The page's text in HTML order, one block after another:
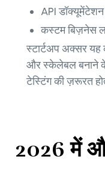
API डॉक्यूमेंटेशन
कस्टम बिज़नेस
स्टार्टअप अक्सर
और स्केलेबल बनाने
टेस्टिंग की ज़रूरत
2026 में